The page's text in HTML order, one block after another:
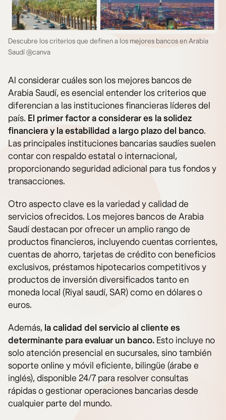
Descubre los criterios que definen a los mejores bancos en Arabia
Saudí @canva
Al considerar cuáles son los mejores bancos de
Arabia Saudí, es esencial entender los criterios que
diferencian a las instituciones financieras líderes del
país. El primer factor a considerar es la solidez
financiera y la estabilidad a largo plazo del banco.
Las principales instituciones bancarias saudíes suelen
contar con respaldo estatal o internacional,
proporcionando seguridad adicional para tus fondos y
transacciones.
Otro aspecto clave es la variedad y calidad de
servicios ofrecidos. Los mejores bancos de Arabia
Saudí destacan por ofrecer un amplio rango de
productos financieros, incluyendo cuentas corrientes,
cuentas de ahorro, tarjetas de crédito con beneficios
exclusivos, préstamos hipotecarios competitivos y
productos de inversión diversificados tanto en
moneda local (Riyal saudí, SAR) como en dólares o
euros.
Además, la calidad del servicio al cliente es
determinante para evaluar un banco. Esto incluye no
solo atención presencial en sucursales, sino también
soporte online y móvil eficiente, bilingüe (árabe e
inglés), disponible 24/7 para resolver consultas
rápidas o gestionar operaciones bancarias desde
cualquier parte del mundo.